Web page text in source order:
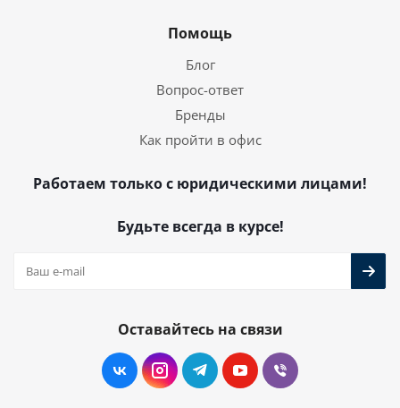
Помощь
Блог
Вопрос-ответ
Бренды
Как пройти в офис
Работаем только с юридическими лицами!
Будьте всегда в курсе!
Оставайтесь на связи